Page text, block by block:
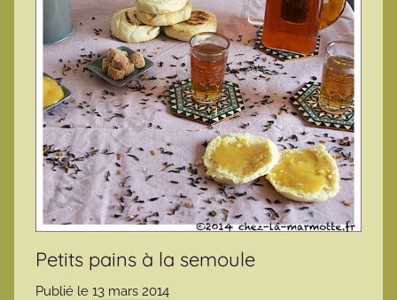
Petits pains à la semoule
Publié le 13 mars 2014